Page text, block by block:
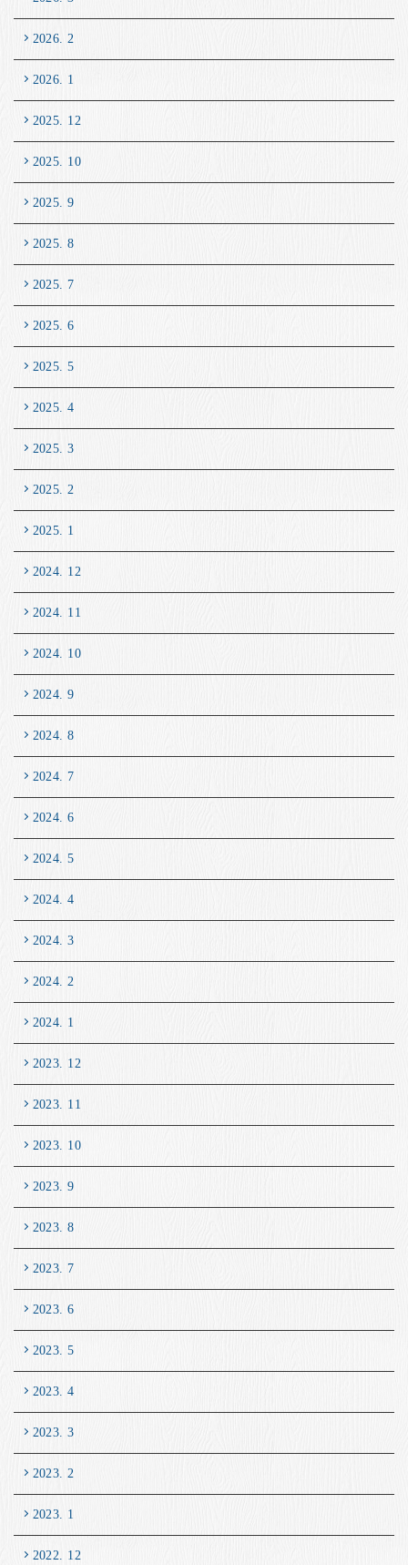
2026. 2
2026. 1
2025. 12
2025. 10
2025. 9
2025. 8
2025. 7
2025. 6
2025. 5
2025. 4
2025. 3
2025. 2
2025. 1
2024. 12
2024. 11
2024. 10
2024. 9
2024. 8
2024. 7
2024. 6
2024. 5
2024. 4
2024. 3
2024. 2
2024. 1
2023. 12
2023. 11
2023. 10
2023. 9
2023. 8
2023. 7
2023. 6
2023. 5
2023. 4
2023. 3
2023. 2
2023. 1
2022. 12